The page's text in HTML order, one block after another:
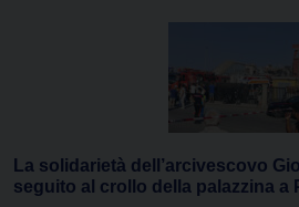
La solidarietà dell’arcivescovo
seguito al crollo della palazzina a